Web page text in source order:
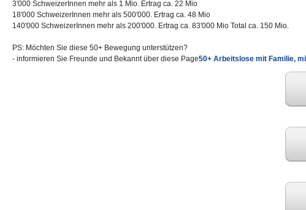
3'000 SchweizerInnen mehr als 1 Mio. Ertrag ca. 22 Mio
18'000 SchweizerInnen mehr als 500'000. Ertrag ca. 48 Mio
140'000 SchweizerInnen mehr als 200'000. Ertrag ca. 83'000 Mio Total ca. 150 Mio.
PS: Möchten Sie diese 50+ Bewegung unterstützen?
- informieren Sie Freunde und Bekannt über diese Page50+ Arbeitslose mit Familie,